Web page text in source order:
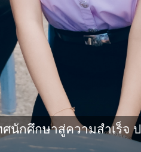
กศึกษาสู่ความสำเร็จ